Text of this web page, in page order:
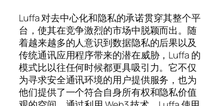
Luffa 对去中心化和隐私的承诺贯穿其整个平
台，使其在竞争激烈的市场中脱颖而出。随
着越来越多的人意识到数据隐私的后果以及
传统通讯应用程序带来的潜在威胁，Luffa 的
模式比以往任何时候都更具吸引力。它不仅
为寻求安全通讯环境的用户提供服务，也为
他们提供了一个符合自身所有权和隐私价值